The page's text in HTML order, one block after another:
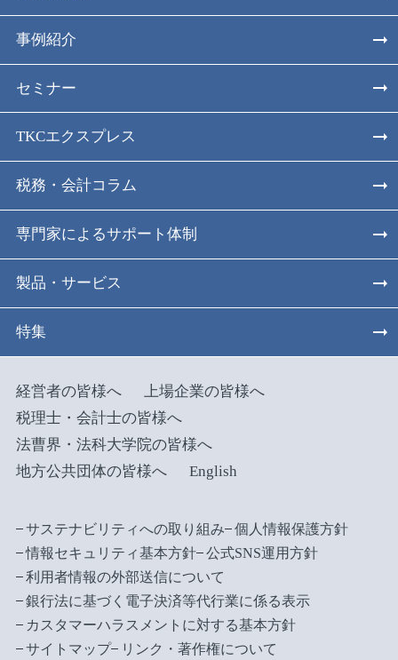
事例紹介
セミナー
TKCエクスプレス
税務・会計コラム
専門家によるサポート体制
製品・サービス
特集
経営者の皆様へ
上場企業の皆様へ
税理士・会計士の皆様へ
法曹界・法科大学院の皆様へ
地方公共団体の皆様へ
English
サステナビリティへの取り組み
個人情報保護方針
情報セキュリティ基本方針
公式SNS運用方針
利用者情報の外部送信について
銀行法に基づく電子決済等代行業に係る表示
カスタマーハラスメントに対する基本方針
サイトマップ
リンク・著作権について